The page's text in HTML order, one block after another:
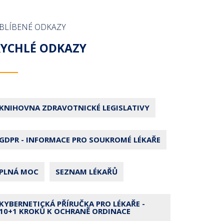
ODKAZY
ODKAZY
ZDRAVOTNICKÉ LEGISLATIVY
- INFORMACE PRO SOUKROMÉ LÉKAŘE
MOC SEZNAM LÉKAŘŮ
PŘÍRUČKA PRO LÉKAŘE -
KROKŮ K OCHRANĚ ORDINACE